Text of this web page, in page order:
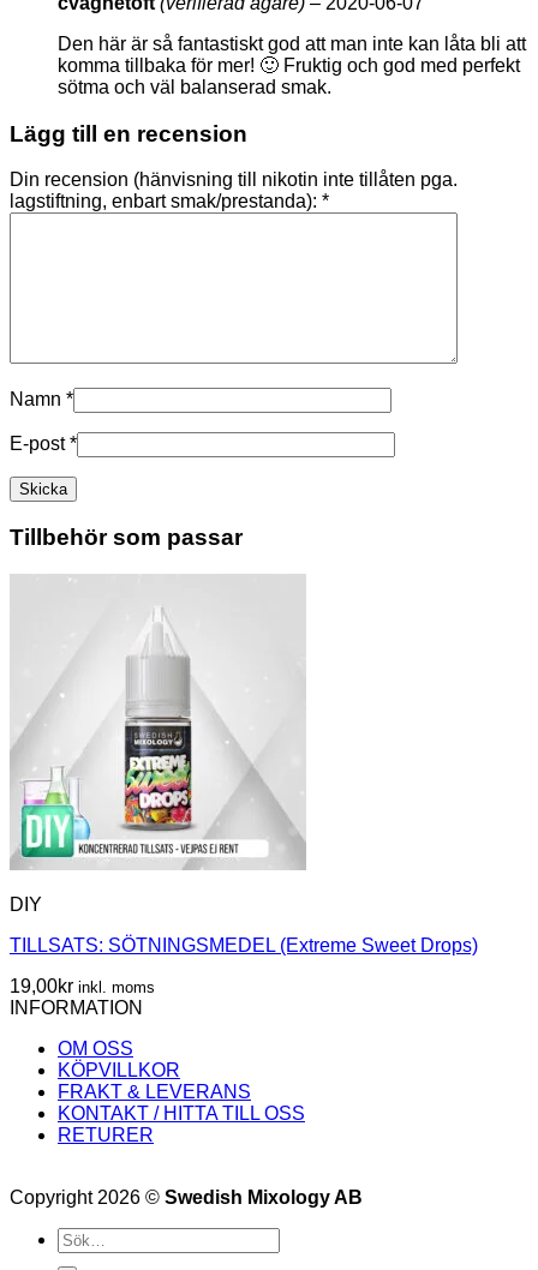
Den här är så fantastiskt god att man inte kan låta bli att
komma tillbaka för mer! 🙂 Fruktig och god med perfekt
sötma och väl balanserad smak.
Lägg till en recension
Din recension (hänvisning till nikotin inte tillåten pga.
lagstiftning, enbart smak/prestanda): *
Namn *
E-post*
Tillbehör som passar
DIY
TILLSATS: SÖTNINGSMEDEL (Extreme Sweet Drops)
19,00kr inkl. moms
INFORMATION
OM OSS
KÖPVILLKOR
FRAKT & LEVERANS
KONTAKT / HITTA TILL OSS
RETURER
Copyright 2026 © Swedish Mixology AB
Sök
efter: